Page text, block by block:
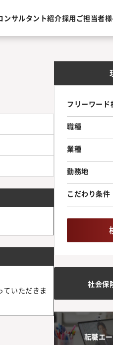
ンサルタント紹介採用ご担当者
いただきま
フリーワード
職種
業種
勤務地
こだわり条件
社会保
転職エ